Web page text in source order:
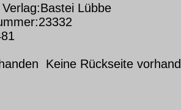
Lübbe
Keine Rückseite